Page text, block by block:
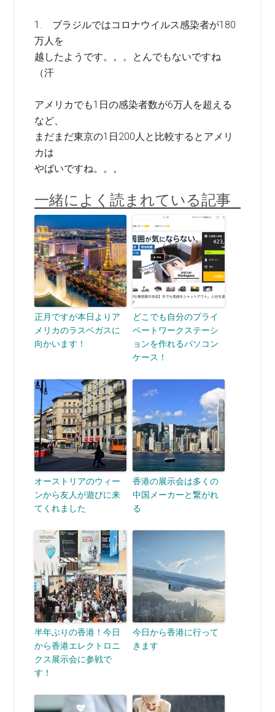
1. ブラジルではコロナウイルス感染者が180
万人を
越したようです。。。とんでもないですね
（汗
アメリカでも1日の感染者数が6万人を超える
など、
まだまだ東京の1日200人と比較するとアメリ
カは
やばいですね。。。
一緒によく読まれている記事
正月ですが本日よりア
メリカのラスベガスに
向かいます！
どこでも自分のプライ
ベートワークステーシ
ョンを作れるパソコン
ケース！
オーストリアのウィー
ンから友人が遊びに来
てくれました
香港の展示会は多くの
中国メーカーと繋がれ
る
半年ぶりの香港！今日
から香港エレクトロニ
クス展示会に参戦で
す！
今日から香港に行って
きます